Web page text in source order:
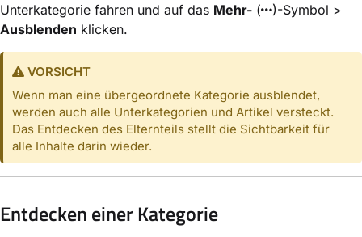
Unterkategorie fahren und auf das Mehr- (
)-Symbol >
Ausblenden klicken.
VORSICHT
Wenn man eine übergeordnete Kategorie ausblendet,
werden auch alle Unterkategorien und Artikel versteckt.
Das Entdecken des Elternteils stellt die Sichtbarkeit für
alle Inhalte darin wieder.
Entdecken einer Kategorie